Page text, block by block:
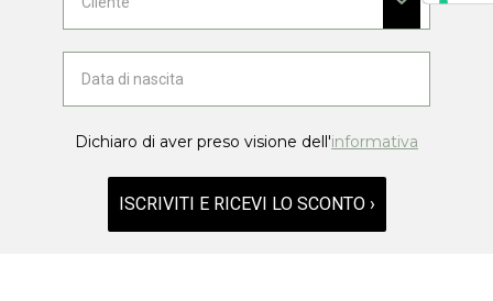
Dichiaro di aver preso visione dell'informativa
ISCRIVITI E RICEVI LO SCONTO ›